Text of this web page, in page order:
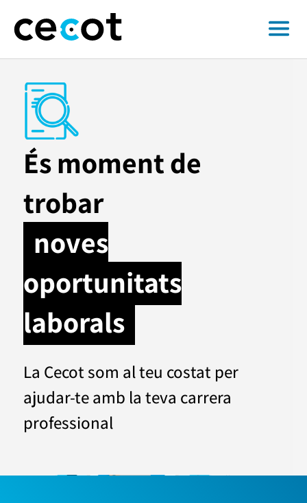
És moment de
trobar
noves
oportunitats
laborals
La Cecot som al teu costat per
ajudar-te amb la teva carrera
professional